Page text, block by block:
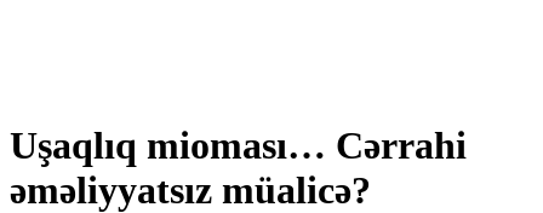
Uşaqlıq mioması… Cərrahi
əməliyyatsız müalicə?